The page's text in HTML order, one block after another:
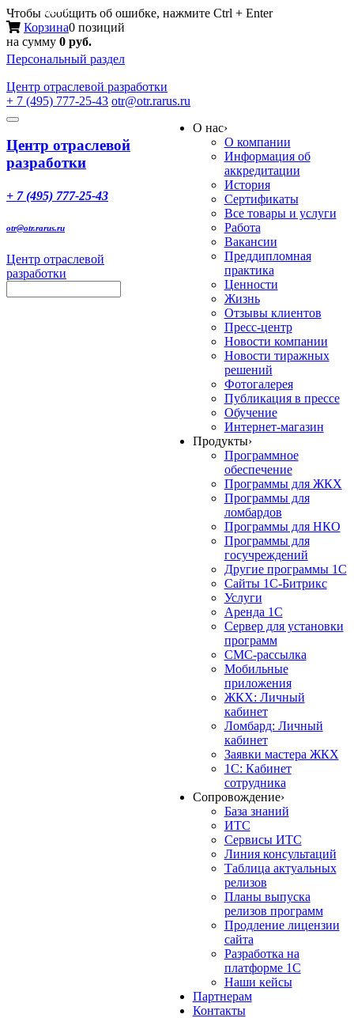
Чтобы сообщить об ошибке, нажмите Ctrl + Enter
Корзина0 позиций
на сумму 0 руб.
Персональный раздел
Центр отраслевой разработки
+ 7 (495) 777-25-43 otr@otr.rarus.ru
Toggle
Меню
Центр отраслевой
разработки
+ 7 (495) 777-25-43
otr@otr.rarus.ru
Центр отраслевой
разработки
О нас›
О компании
Информация об
аккредитации
История
Сертификаты
Все товары и услуги
Работа
Вакансии
Преддипломная
практика
Ценности
Жизнь
Отзывы клиентов
Пресс-центр
Новости компании
Новости тиражных
решений
Фотогалерея
Публикация в прессе
Обучение
Интернет-магазин
Продукты›
Программное
обеспечение
Программы для ЖКХ
Программы для
ломбардов
Программы для НКО
Программы для
госучреждений
Другие программы 1С
Сайты 1С-Битрикс
Услуги
Аренда 1С
Сервер для установки
программ
СМС-рассылка
Мобильные
приложения
ЖКХ: Личный
кабинет
Ломбард: Личный
кабинет
Заявки мастера ЖКХ
1С: Кабинет
сотрудника
Сопровождение›
База знаний
ИТС
Сервисы ИТС
Линия консультаций
Таблица актуальных
релизов
Планы выпуска
релизов программ
Продление лицензии
сайта
Разработка на
платформе 1С
Наши кейсы
Партнерам
Контакты